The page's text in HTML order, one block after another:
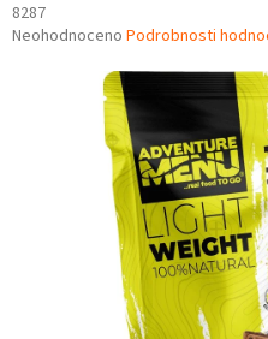
8287
Průměrné
Neohodnoceno Podrobnosti